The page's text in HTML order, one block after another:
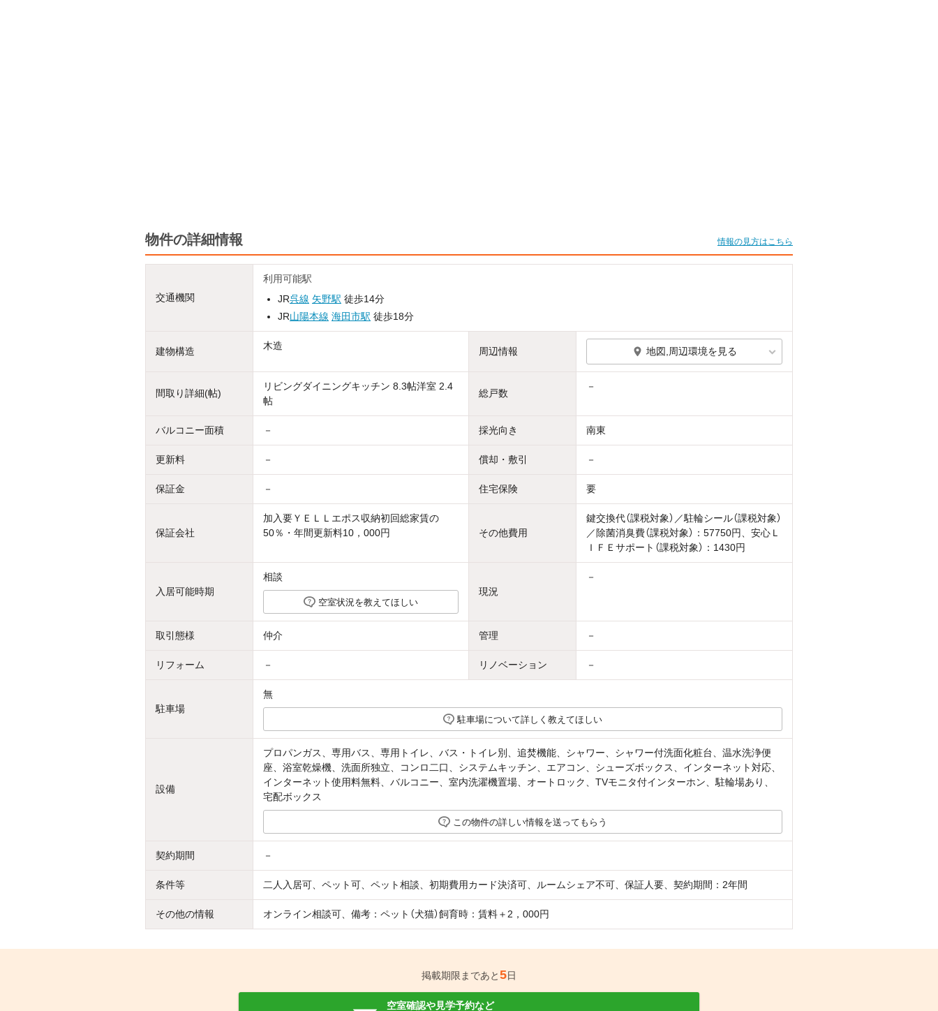
物件の詳細情報 情報の見方はこちら
交通機関
利用可能駅
JR呉線 矢野駅 徒歩14分
JR山陽本線 海田市駅 徒歩18分
建物構造 木造 周辺情報 地図,周辺環境を見る
間取り詳細(帖)
リビングダイニングキッチン 8.3帖洋室 2.4
帖
総戸数
－
バルコニー面積 － 採光向き 南東
更新料 － 償却・敷引 －
保証金 － 住宅保険 要
保証会社
加入要ＹＥＬＬエポス収納初回総家賃の
50％・年間更新料10，000円
その他費用
鍵交換代（課税対象）／駐輪シール（課税対象）
／除菌消臭費（課税対象）：57750円、安心Ｌ
ＩＦＥサポート（課税対象）：1430円
入居可能時期
相談
空室状況を教えてほしい
現況
－
取引態様 仲介 管理 －
リフォーム － リノベーション －
駐車場
無
駐車場について詳しく教えてほしい
設備
プロパンガス、専用バス、専用トイレ、バス・トイレ別、追焚機能、シャワー、シャワー付洗面化粧台、温水洗浄便
座、浴室乾燥機、洗面所独立、コンロ二口、システムキッチン、エアコン、シューズボックス、インターネット対応、
インターネット使用料無料、バルコニー、室内洗濯機置場、オートロック、TVモニタ付インターホン、駐輪場あり、
宅配ボックス
この物件の詳しい情報を送ってもらう
契約期間 －
条件等 二人入居可、ペット可、ペット相談、初期費用カード決済可、ルームシェア不可、保証人要、契約期間：2年間
その他の情報 オンライン相談可、備考：ペット（犬猫）飼育時：賃料＋2，000円
掲載期限まであと5日
空室確認や見学予約など